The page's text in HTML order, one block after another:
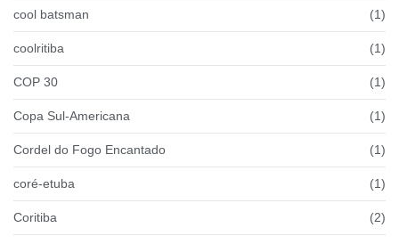
cool batsman (1)
coolritiba (1)
COP 30 (1)
Copa Sul-Americana (1)
Cordel do Fogo Encantado (1)
coré-etuba (1)
Coritiba (2)